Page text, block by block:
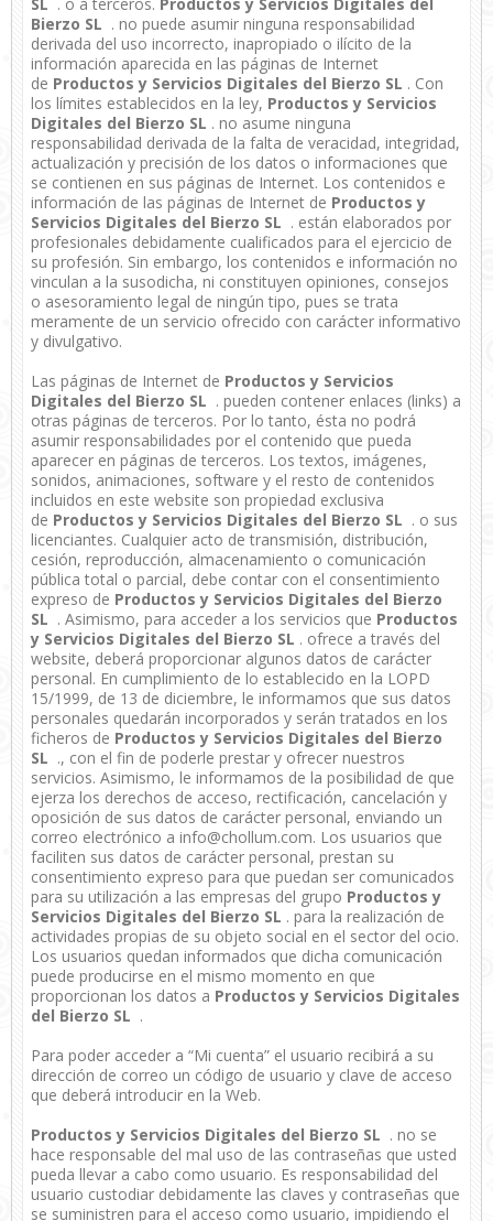
Bierzo SL . no puede asumir ninguna responsabilidad
derivada del uso incorrecto, inapropiado o ilícito de la
información aparecida en las páginas de Internet
de Productos y Servicios Digitales del Bierzo SL . Con
los límites establecidos en la ley, Productos y Servicios
Digitales del Bierzo SL . no asume ninguna
responsabilidad derivada de la falta de veracidad, integridad,
actualización y precisión de los datos o informaciones que
se contienen en sus páginas de Internet. Los contenidos e
información de las páginas de Internet de Productos y
Servicios Digitales del Bierzo SL . están elaborados por
profesionales debidamente cualificados para el ejercicio de
su profesión. Sin embargo, los contenidos e información no
vinculan a la susodicha, ni constituyen opiniones, consejos
o asesoramiento legal de ningún tipo, pues se trata
meramente de un servicio ofrecido con carácter informativo
y divulgativo.
Las páginas de Internet de Productos y Servicios
Digitales del Bierzo SL . pueden contener enlaces (links) a
otras páginas de terceros. Por lo tanto, ésta no podrá
asumir responsabilidades por el contenido que pueda
aparecer en páginas de terceros. Los textos, imágenes,
sonidos, animaciones, software y el resto de contenidos
incluidos en este website son propiedad exclusiva
de Productos y Servicios Digitales del Bierzo SL . o sus
licenciantes. Cualquier acto de transmisión, distribución,
cesión, reproducción, almacenamiento o comunicación
pública total o parcial, debe contar con el consentimiento
expreso de Productos y Servicios Digitales del Bierzo
SL . Asimismo, para acceder a los servicios que Productos
y Servicios Digitales del Bierzo SL . ofrece a través del
website, deberá proporcionar algunos datos de carácter
personal. En cumplimiento de lo establecido en la LOPD
15/1999, de 13 de diciembre, le informamos que sus datos
personales quedarán incorporados y serán tratados en los
ficheros de Productos y Servicios Digitales del Bierzo
SL ., con el fin de poderle prestar y ofrecer nuestros
servicios. Asimismo, le informamos de la posibilidad de que
ejerza los derechos de acceso, rectificación, cancelación y
oposición de sus datos de carácter personal, enviando un
correo electrónico a info@chollum.com. Los usuarios que
faciliten sus datos de carácter personal, prestan su
consentimiento expreso para que puedan ser comunicados
para su utilización a las empresas del grupo Productos y
Servicios Digitales del Bierzo SL . para la realización de
actividades propias de su objeto social en el sector del ocio.
Los usuarios quedan informados que dicha comunicación
puede producirse en el mismo momento en que
proporcionan los datos a Productos y Servicios Digitales
del Bierzo SL .
Para poder acceder a “Mi cuenta” el usuario recibirá a su
dirección de correo un código de usuario y clave de acceso
que deberá introducir en la Web.
Productos y Servicios Digitales del Bierzo SL . no se
hace responsable del mal uso de las contraseñas que usted
pueda llevar a cabo como usuario. Es responsabilidad del
usuario custodiar debidamente las claves y contraseñas que
se suministren para el acceso como usuario, impidiendo el